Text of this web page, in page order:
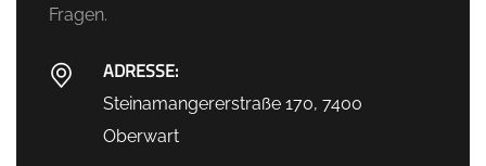
Fragen.
ADRESSE:
Steinamangererstraße 170, 7400
Oberwart